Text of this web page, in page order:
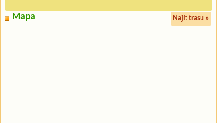
Mapa Najít trasu »